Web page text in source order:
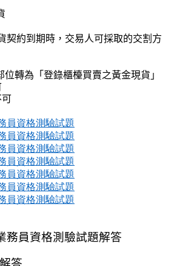
契約到期時，交易人可採取的交割方
位轉為「登錄櫃檯買賣之黃金現貨」
可
員資格測驗試題
員資格測驗試題
員資格測驗試題
員資格測驗試題
員資格測驗試題
員資格測驗試題
員資格測驗試題
務員資格測驗試題解答
答